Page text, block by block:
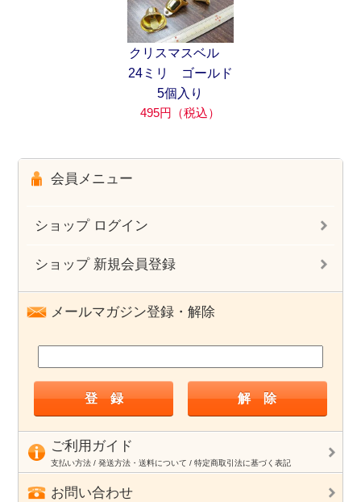
クリスマスベル
24ミリ ゴールド
5個入り
495円（税込）
会員メニュー
ショップ ログイン
ショップ 新規会員登録
メールマガジン登録・解除
ご利用ガイド
支払い方法 / 発送方法・送料について / 特定商取引法に基づく表記
お問い合わせ